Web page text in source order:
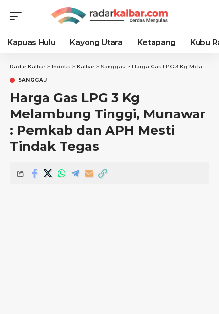
Kapuas Hulu Kayong Utara Ketapang Kubu
Radar Kalbar > Indeks > Kalbar > Sanggau > Harga Gas LPG 3 Kg Melambung Tinggi, Munawar : Pemkab dan APH Mesti Tindak Tegas
SANGGAU
Harga Gas LPG 3 Kg
Melambung Tinggi, Munawar
: Pemkab dan APH Mesti
Tindak Tegas